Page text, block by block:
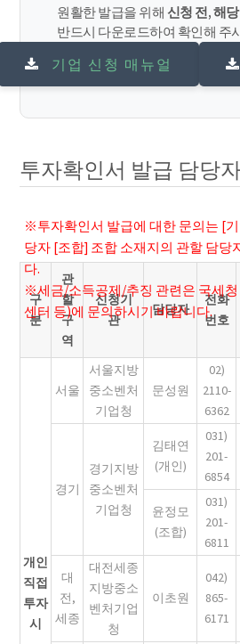
원활한 발급을 위해 신청 전, 해
반드시 다운로드하여 확인해 주
기업 신청 매뉴얼
투자확인서 발급 담당
※투자확인서 발급에 대한 문의는 [
당자 [조합] 조합 소재지의 관할 담당
다.
※세금/소득공제/추징 관련은 국세청
센터 등)에 문의하시기 바랍니다.
구
분
관
할
구
역
신청기
관
담당자
전화
번호
개인
직접
투자
시
서울
서울지방
중소벤처
기업청
문성원
02)
2110-
6362
경기
경기지방
중소벤처
기업청
김태연
(개인)
031)
201-
6854
윤정모
(조합)
031)
201-
6811
대
전,
세종
대전세종
지방중소
벤처기업
청
이초원
042)
865-
6171